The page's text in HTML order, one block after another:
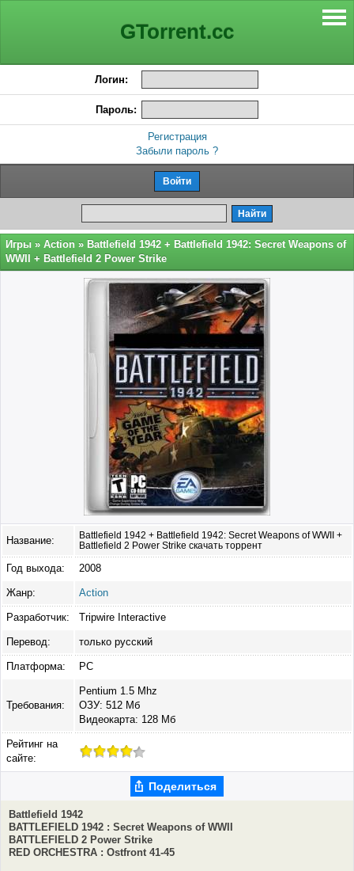
GTorrent.cc
Логин:
Пароль:
Регистрация
Забыли пароль ?
Игры » Action » Battlefield 1942 + Battlefield 1942: Secret Weapons of
WWII + Battlefield 2 Power Strike
Название:
Battlefield 1942 + Battlefield 1942: Secret Weapons of WWII +
Battlefield 2 Power Strike скачать торрент
Год выхода: 2008
Жанр: Action
Разработчик: Tripwire Interactive
Перевод: только русский
Платформа: PC
Требования:
Pentium 1.5 Mhz
ОЗУ: 512 Мб
Видеокарта: 128 Мб
Рейтинг на
сайте:
Поделиться
Battlefield 1942
BATTLEFIELD 1942 : Secret Weapons of WWII
BATTLEFIELD 2 Power Strike
RED ORCHESTRA : Ostfront 41-45